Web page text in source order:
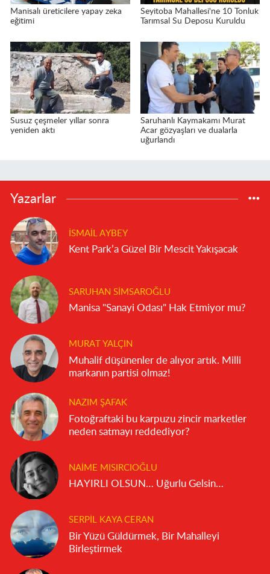
Manisalı üreticilere yapay zeka
eğitimi
Seyitoba Mahallesi'ne 10 Tonluk
Tarımsal Su Deposu Kuruldu
Susuz çeşmeler yıllar sonra
yeniden aktı
Saruhanlı Kaymakamı Murat
Acar gözyaşları ve dualarla
uğurlandı
Yazarlar
İSMAIL AYBEY
Kent Park’a Güzel Bir Mescit Yakışacak
SARUHAN SIMSAROĞLU
Manisa "Sanayi Odası" Hak Etmiyor mu?
MURAT YALÇIN
Muhalif düşünenler de alıyor artık. Milli
markanın partisi olmaz!
NAZIM ŞAFAK
Fotoğraftaki bu karpuzu zincir marketler
neden satmayı reddediyor?
NAIME MISIRCIOĞLU
HAYIRLI OLSUN… Uğurlu Gelsin…
SERPIL KAYA CERAN
Bir Yüzü Güldürmek, Bir Mahalleyi
Birleştirmek